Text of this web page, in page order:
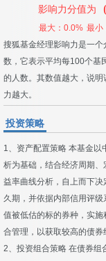
影响力分值为
最大：0.0% 最小
搜狐基金经理影响力是一
数，它表示平均每100个基
的人数。其数值越大，说明
力越大。
投资策略
1、资产配置策略 本基金以
析为基础，结合经济周期、
益率曲线分析，自上而下决
久期，并依据内部信用评
值被低估的标的券种，实施
合管理，以获取较高的债券
2、投资组合策略 在债券组